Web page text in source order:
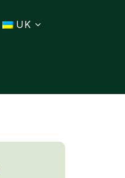
UK